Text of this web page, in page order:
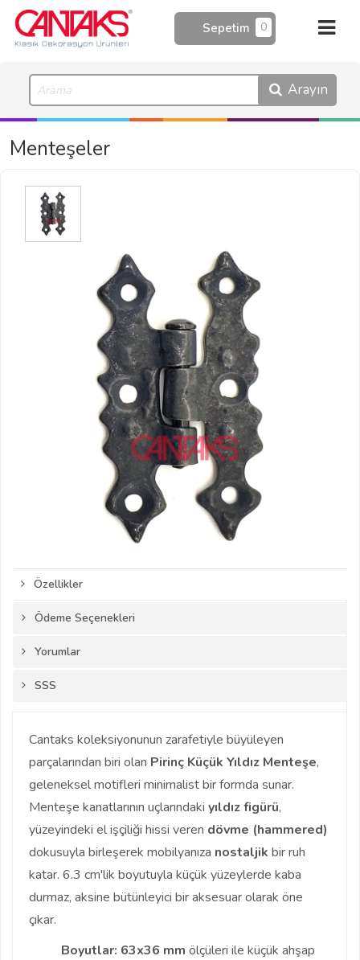
0
Sepetim
Arayın
Menteşeler
Özellikler
Ödeme Seçenekleri
Yorumlar
SSS
Cantaks koleksiyonunun zarafetiyle büyüleyen
parçalarından biri olan Pirinç Küçük Yıldız Menteşe,
geleneksel motifleri minimalist bir formda sunar.
Menteşe kanatlarının uçlarındaki yıldız figürü,
yüzeyindeki el işçiliği hissi veren dövme (hammered)
dokusuyla birleşerek mobilyanıza nostaljik bir ruh
katar. 6.3 cm'lik boyutuyla küçük yüzeylerde kaba
durmaz, aksine bütünleyici bir aksesuar olarak öne
çıkar.
Boyutlar: 63x36 mm ölçüleri ile küçük ahşap